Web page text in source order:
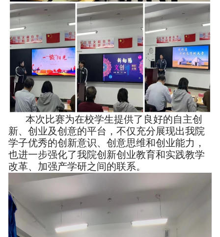
本次比赛为在校学生提供了良好的自主创
新、创业及创意的平台，不仅充分展现出我院
学子优秀的创新意识、创意思维和创业能力，
也进一步强化了我院创新创业教育和实践教学
改革、加强产学研之间的联系。